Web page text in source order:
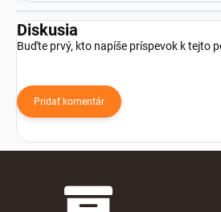
Diskusia
Buďte prvý, kto napíše príspevok k tejto
Pridať komentár